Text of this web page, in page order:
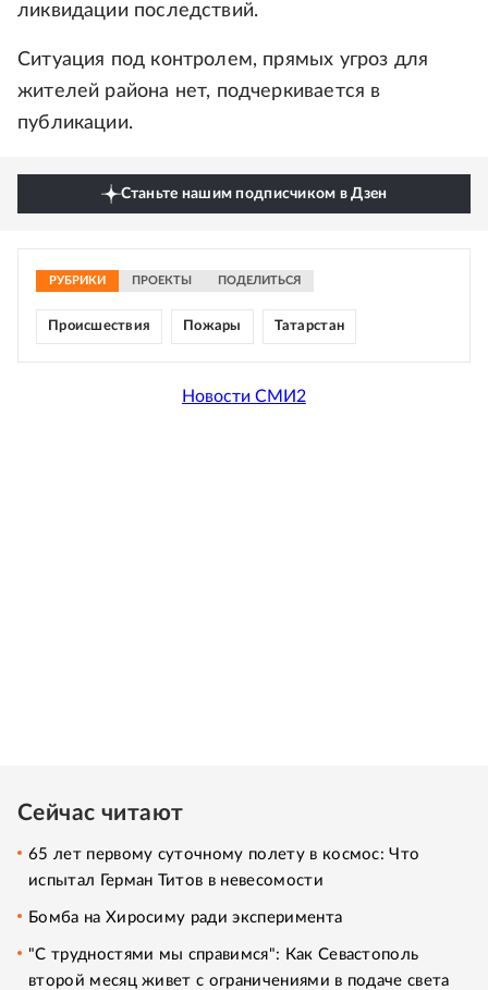
ликвидации последствий.
Ситуация под контролем, прямых угроз для
жителей района нет, подчеркивается в
публикации.
Станьте нашим подписчиком в Дзен
РУБРИКИ ПРОЕКТЫ ПОДЕЛИТЬСЯ
Происшествия Пожары Татарстан
Новости СМИ2
Сейчас читают
65 лет первому суточному полету в космос: Что
испытал Герман Титов в невесомости
Бомба на Хиросиму ради эксперимента
"С трудностями мы справимся": Как Севастополь
второй месяц живет с ограничениями в подаче света